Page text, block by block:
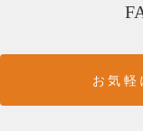
お気軽